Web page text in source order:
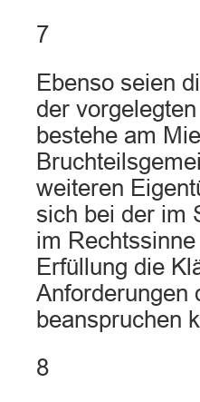
7
Ebenso seien
der
bestehe am
weiteren
sich bei der im
im
Erfüllung die
Anforderungen
beanspruchen
8